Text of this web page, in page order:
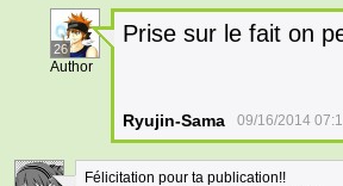
26
Author
Prise sur le fait on
Ryujin-Sama 09/16/2014
Félicitation pour ta publication!!